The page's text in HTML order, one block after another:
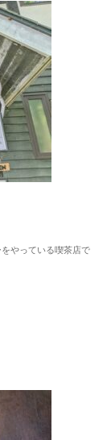
やっている喫茶店で